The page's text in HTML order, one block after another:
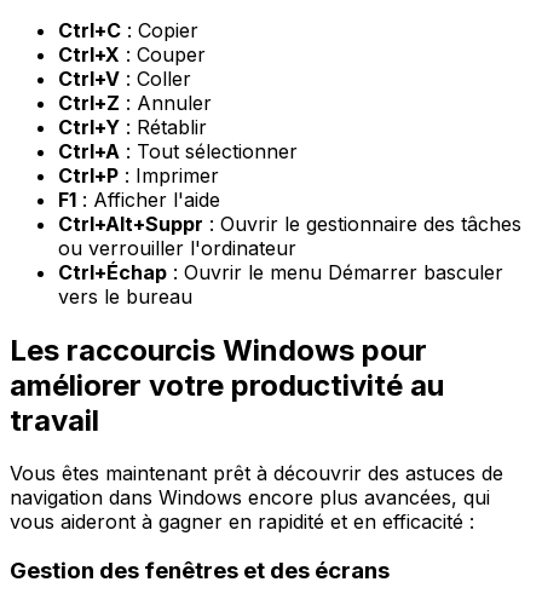
Ctrl+C : Copier
Ctrl+X : Couper
Ctrl+V : Coller
Ctrl+Z : Annuler
Ctrl+Y : Rétablir
Ctrl+A : Tout sélectionner
Ctrl+P : Imprimer
F1 : Afficher l'aide
Ctrl+Alt+Suppr : Ouvrir le gestionnaire des tâches
ou verrouiller l'ordinateur
Ctrl+Échap : Ouvrir le menu Démarrer basculer
vers le bureau
Les raccourcis Windows pour
améliorer votre productivité au
travail
Vous êtes maintenant prêt à découvrir des astuces de
navigation dans Windows encore plus avancées, qui
vous aideront à gagner en rapidité et en efficacité :
Gestion des fenêtres et des écrans